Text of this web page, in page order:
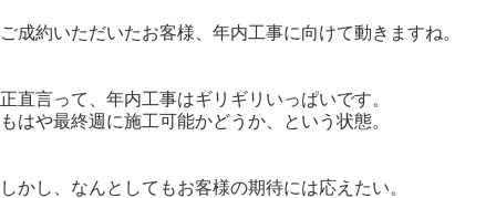
ご成約いただいたお客様、年内工事に向けて動きますね。
正直言って、年内工事はギリギリいっぱいです。
もはや最終週に施工可能かどうか、という状態。
しかし、なんとしてもお客様の期待には応えたい。